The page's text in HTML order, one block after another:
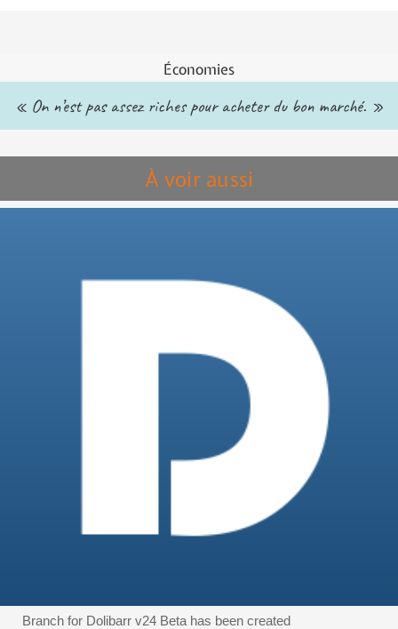
Économies
« On n’est pas assez riches pour acheter du bon marché. »
À voir aussi
Branch for Dolibarr v24 Beta has been created